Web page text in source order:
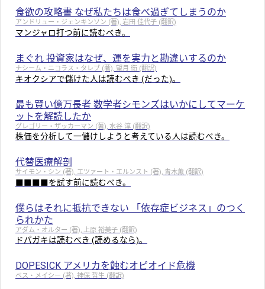
食欲の攻略書 なぜ私たちは食べ過ぎてしまうのか
アンドリュー・ジェンキンソン (著), 岩田 佳代子 (翻訳)
マンジャロ打つ前に読むべき。
まぐれ 投資家はなぜ、運を実力と勘違いするのか
ナシーム・ニコラス・タレブ (著), 望月 衛 (翻訳)
キオクシアで儲けた人は読むべき (だった)。
最も賢い億万長者 数学者シモンズはいかにしてマーケ
ットを解読したか
グレゴリー・ザッカーマン (著), 水谷 淳 (翻訳)
株価を分析して一儲けしようと考えている人は読むべき。
代替医療解剖
サイモン・シン (著), エツァート・エルンスト (著), 青木薫 (翻訳)
■■■■を試す前に読むべき。
僕らはそれに抵抗できない 「依存症ビジネス」のつく
られかた
アダム・オルター (著), 上原 裕美子 (翻訳)
ドパガキは読むべき (読めるなら)。
DOPESICK アメリカを蝕むオピオイド危機
ベス・メイシー (著), 神保 哲生 (翻訳)